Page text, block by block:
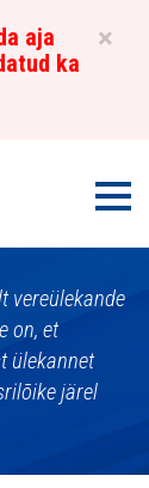
×
aja
ka
vereülekande
on, et
ülekannet
järel